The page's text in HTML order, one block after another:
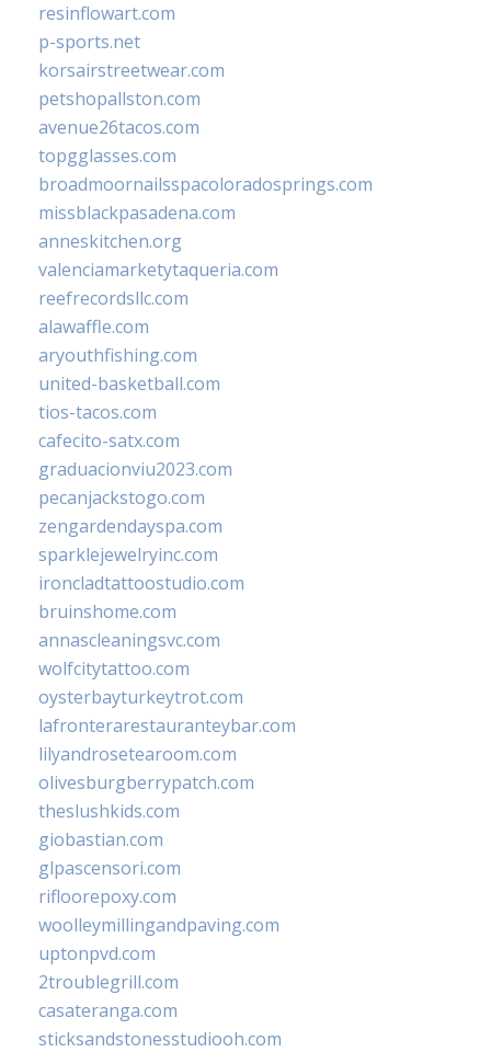
resinflowart.com
p-sports.net
korsairstreetwear.com
petshopallston.com
avenue26tacos.com
topgglasses.com
broadmoornailsspacoloradosprings.com
missblackpasadena.com
anneskitchen.org
valenciamarketytaqueria.com
reefrecordsllc.com
alawaffle.com
aryouthfishing.com
united-basketball.com
tios-tacos.com
cafecito-satx.com
graduacionviu2023.com
pecanjackstogo.com
zengardendayspa.com
sparklejewelryinc.com
ironcladtattoostudio.com
bruinshome.com
annascleaningsvc.com
wolfcitytattoo.com
oysterbayturkeytrot.com
lafronterarestauranteybar.com
lilyandrosetearoom.com
olivesburgberrypatch.com
theslushkids.com
giobastian.com
glpascensori.com
rifloorepoxy.com
woolleymillingandpaving.com
uptonpvd.com
2troublegrill.com
casateranga.com
sticksandstonesstudiooh.com